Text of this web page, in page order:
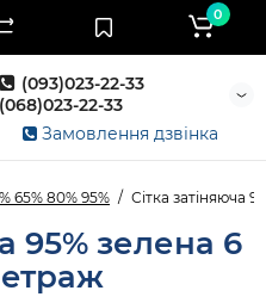
(093)023-22-33
(068)023-22-33
Замовлення дзвінка
0
65% 80% 95% Сітка затіняюча
95% зелена 6